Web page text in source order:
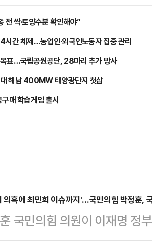
전 싹·토양수분 확인해야”
시간 체제…농업인·외국인노동자 집중 관리
표…국립공원공단, 28마리 추가 방사
해남 400MW 태양광단지 첫삽
매 학습게임 출시
의혹에 최민희 이슈까지'…국민의힘 박정훈,
국민의힘 의원이 이재명 정
있다. 이재명 정권의 실세로